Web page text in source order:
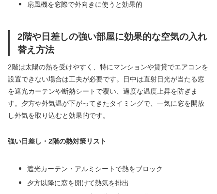
扇風機を窓際で外向きに使うと効果的
2階や日差しの強い部屋に効果的な空気の入れ
替え方法
2階は太陽の熱を受けやすく、特にマンションや賃貸でエアコンを
設置できない場合は工夫が必要です。日中は直射日光が当たる窓
を遮光カーテンや断熱シートで覆い、過度な温度上昇を防ぎま
す。夕方や外気温が下がってきたタイミングで、一気に窓を開放
し外気を取り込むと効果的です。
強い日差し・2階の熱対策リスト
遮光カーテン・アルミシートで熱をブロック
夕方以降に窓を開けて熱気を排出